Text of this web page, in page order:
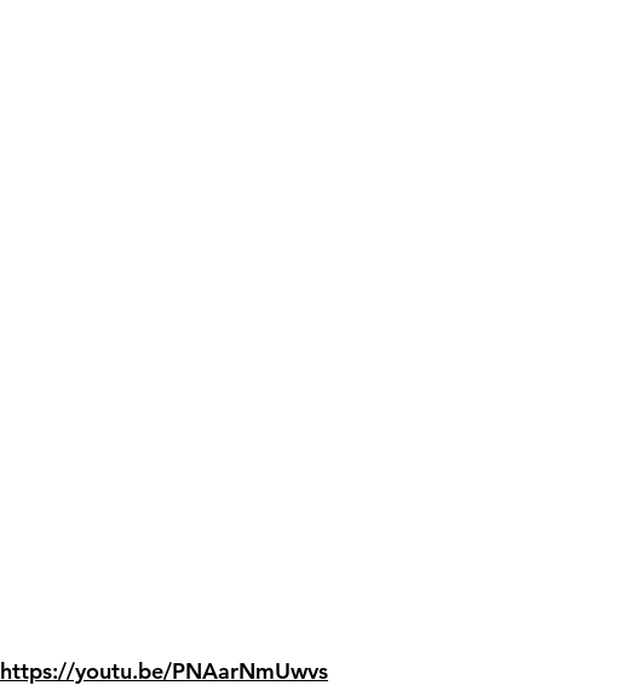
https://youtu.be/PNAarNmUwvs